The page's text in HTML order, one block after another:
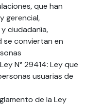
que han
gerencial,
ciudadanía,
se conviertan en
N° 29414: Ley que
usuarias de
de la Ley